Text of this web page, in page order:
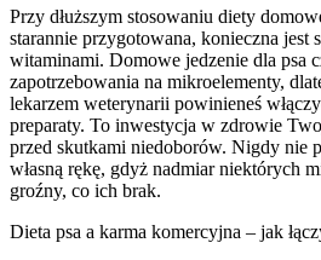
Przy dłuższym stosowaniu diety
starannie przygotowana, konieczna jest
witaminami. Domowe jedzenie dla psa
zapotrzebowania na mikroelementy,
lekarzem weterynarii powinieneś
preparaty. To inwestycja w zdrowie
przed skutkami niedoborów. Nigdy nie
własną rękę, gdyż nadmiar niektórych
groźny, co ich brak.
Dieta psa a karma komercyjna – jak